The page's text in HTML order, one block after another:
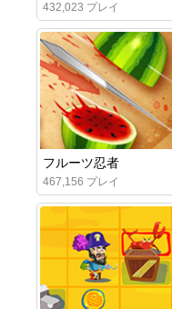
432,023 プレイ
フルーツ忍者
467,156 プレイ